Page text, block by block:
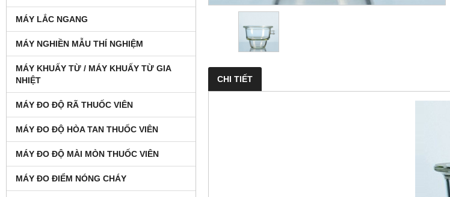
MÁY LẮC NGANG
MÁY NGHIỀN MẪU THÍ NGHIỆM
MÁY KHUẤY TỪ / MÁY KHUẤY TỪ GIA
NHIỆT
MÁY ĐO ĐỘ RÃ THUỐC VIÊN
MÁY ĐO ĐỘ HÒA TAN THUỐC VIÊN
MÁY ĐO ĐỘ MÀI MÒN THUỐC VIÊN
MÁY ĐO ĐIỂM NÓNG CHÁY
CHI TIẾT